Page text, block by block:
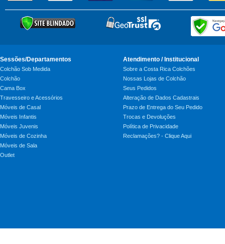
Sessões/Departamentos
Colchão Sob Medida
Colchão
Cama Box
Travesseiro e Acessórios
Móveis de Casal
Móveis Infantis
Móveis Juvenis
Móveis de Cozinha
Móveis de Sala
Outlet
Atendimento / Institucional
Sobre a Costa Rica Colchões
Nossas Lojas de Colchão
Seus Pedidos
Alteração de Dados Cadastrais
Prazo de Entrega do Seu Pedido
Trocas e Devoluções
Política de Privacidade
Reclamações? - Clique Aqui